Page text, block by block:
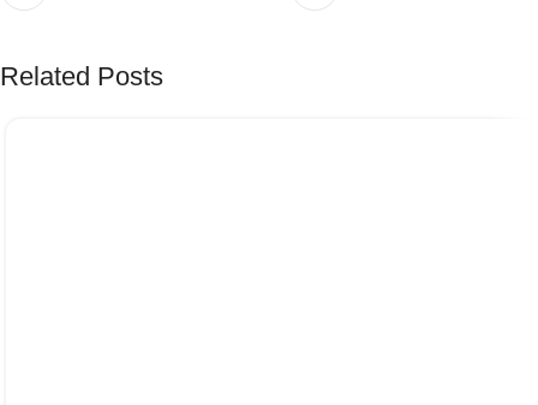
Related Posts